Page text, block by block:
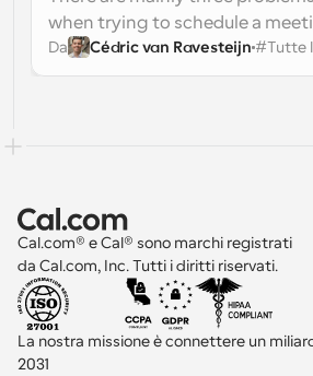
revenue, due to a lack of
automation.
when trying to schedule a
Finding the right meeting
everyone is available
Da Cédric van Ravesteijn #Tutte
Cal.com® e Cal® sono marchi registrati
da Cal.com, Inc. Tutti i diritti riservati.
La nostra missione è connettere un
2031